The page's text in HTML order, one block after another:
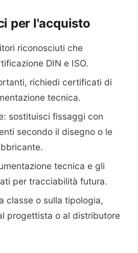
per l'acquisto
riconosciuti che
DIN e ISO.
richiedi certificati di
tecnica.
sostituisci fissaggi con
secondo il disegno o le
tecnica e gli
per tracciabilità futura.
classe o sulla tipologia,
progettista o al distributore